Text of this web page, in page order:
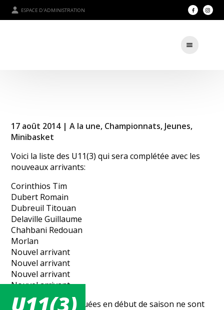
ESPACE D'ADMINISTRATION
17 août 2014 |A la une, Championnats, Jeunes,
Minibasket
Voici la liste des U11(3) qui sera complétée avec les
nouveaux arrivants:
Corinthios Tim
Dubert Romain
Dubreuil Titouan
Delaville Guillaume
Chahbani Redouan
Morlan
Nouvel arrivant
Nouvel arrivant
Nouvel arrivant
Nouvel arrivant
Les équipes constituées en début de saison ne sont